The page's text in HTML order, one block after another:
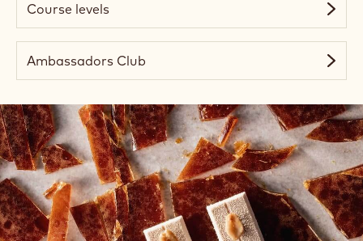
Course levels
Ambassadors Club